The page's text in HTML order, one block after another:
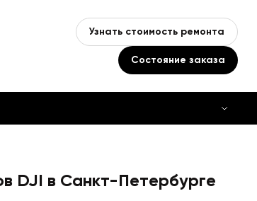
Узнать стоимость ремонта
Состояние заказа
DJI в Санкт-Петербурге